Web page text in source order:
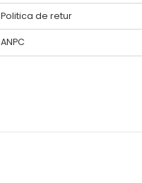
Politica de retur
ANPC